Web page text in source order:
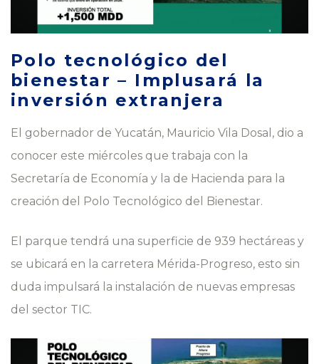
Polo tecnológico del
bienestar – Implusará la
inversión extranjera
El gobernador de Yucatán, Mauricio Vila Dosal, dio a
conocer este miércoles que trabaja con la
Secretaría de Economía y la de Hacienda para la
creación del Polo Tecnológico del Bienestar.
El parque tendrá una superficie de 939 hectáreas y
se ubicará en la carretera Mérida-Progreso, esto sin
duda impulsará la instalación de nuevas empresas
del sector TIC.